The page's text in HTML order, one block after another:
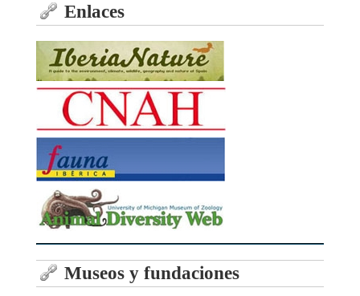
Enlaces
Museos y fundaciones